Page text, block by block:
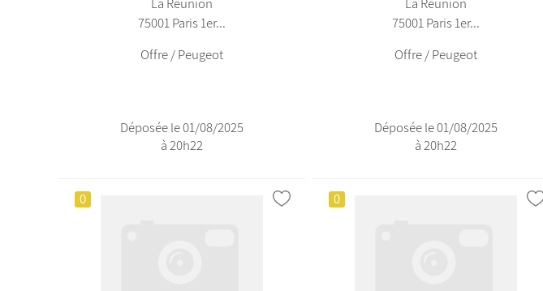
75001 Paris 1er...
Offre / Peugeot
Déposée le 01/08/2025
à 20h22
75001 Paris 1er...
Offre / Peugeot
Déposée le 01/08/2025
à 20h22
0 0